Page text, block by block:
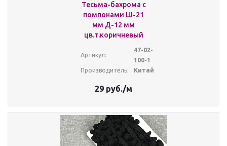
Тесьма-бахрома с
помпонами Ш-21
мм Д-12 мм
цв.т.коричневый
Артикул:
47-02-
100-1
Производитель:
Китай
29 руб./м